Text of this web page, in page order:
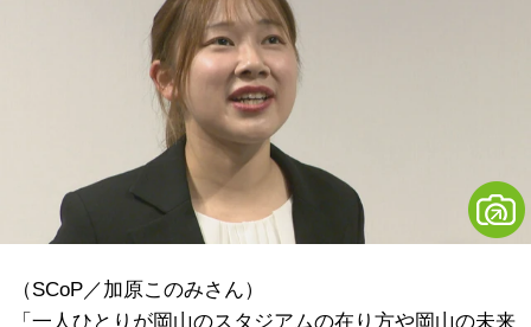
（SCoP／加原このみさん）
「一人ひとりが岡山のスタジアムの在り方や岡山の未来